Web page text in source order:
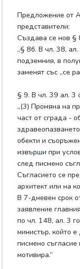
Предложение от
представители:
Създава се нов §
„§ 8б. В чл. 38,
подземния, в
заменят със „се
§ 9. В чл. 39 ал. 3
„(3) Промяна на
част от сграда -
обекти и
извърши при
след писмено
Съгласието се
архитект или на
В 7-дневен срок
заявление
по чл. 148, ал. 3
министър, който
писмено
мотивира.”